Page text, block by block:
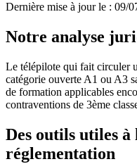
Dernière mise à jour le : 09/
Notre analyse
Le télépilote qui fait circuler
catégorie ouverte A1 ou A3
de formation applicables
contraventions de 3ème
Des outils utiles
réglementation